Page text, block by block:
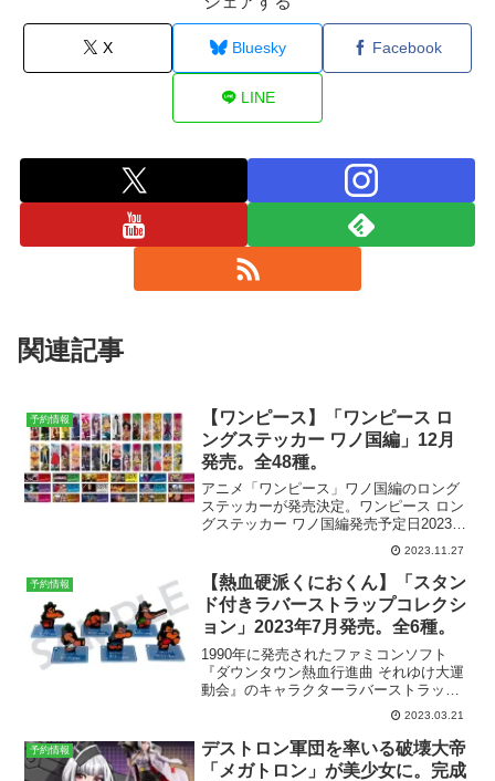
X Bluesky Facebook
LINE
関連記事
予約情報
【ワンピース】「ワンピース ロ
ングステッカー ワノ国編」12月
発売。全48種。
アニメ「ワンピース」ワノ国編のロング
ステッカーが発売決定。ワンピース ロン
グステッカー ワノ国編発売予定日2023年
12月参考価格1個 110円（税込）1BOX
（20個入） 2,200円（税込）ラインナッ
プメタリックステッカー 全48種メ...
2023.11.27
予約情報
【熱血硬派くにおくん】「スタン
ド付きラバーストラップコレクシ
ョン」2023年7月発売。全6種。
1990年に発売されたファミコンソフト
『ダウンタウン熱血行進曲 それゆけ大運
動会』のキャラクターラバーストラップ
が発売決定。『熱血硬派くにおくん』 ス
タンド付きラバーストラップコレクショ
ン6個入りBOX 4,620円(税込)2023年7月
発...
2023.03.21
予約情報
デストロン軍団を率いる破壊大帝
「メガトロン」が美少女に。完成